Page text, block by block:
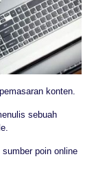
konten.
sebuah
poin online